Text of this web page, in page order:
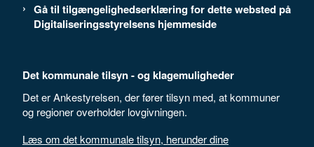
Gå til tilgængelighedserklæring for dette websted på
Digitaliseringsstyrelsens hjemmeside
Det kommunale tilsyn - og klagemuligheder
Det er Ankestyrelsen, der fører tilsyn med, at kommuner
og regioner overholder lovgivningen.
Læs om det kommunale tilsyn, herunder dine